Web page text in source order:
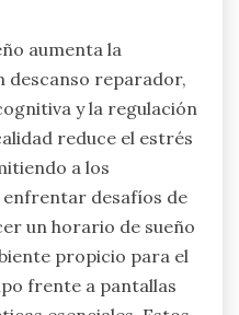
aumenta la
descanso reparador,
y la regulación
reduce el estrés
a los
desafíos de
un horario de sueño
propicio para el
frente a pantallas